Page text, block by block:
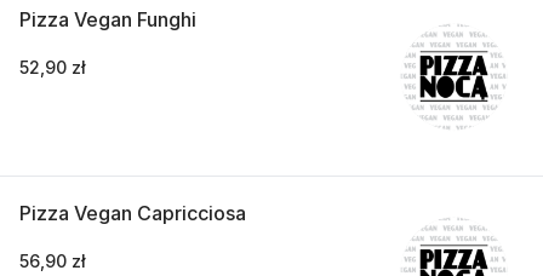
Pizza Vegan Funghi
52,90 zł
Pizza Vegan Capricciosa
56,90 zł